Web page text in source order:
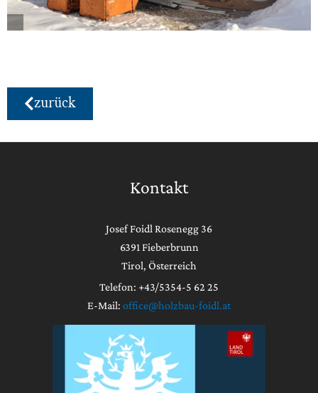
zurück
Kontakt
Josef Foidl Rosenegg 36
6391 Fieberbrunn
Tirol, Österreich
Telefon: +43/5354-5 62 25
E-Mail: office@holzbau-foidl.at